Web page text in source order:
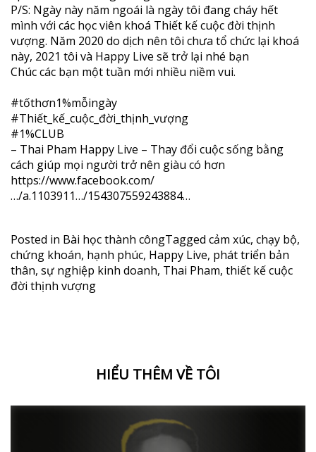
P/S: Ngày này năm ngoái là ngày tôi đang cháy hết
mình với các học viên khoá Thiết kế cuộc đời thịnh
vượng. Năm 2020 do dịch nên tôi chưa tổ chức lại khoá
này, 2021 tôi và Happy Live sẽ trở lại nhé bạn
Chúc các bạn một tuần mới nhiều niềm vui.
#tốthơn1%mỗingày
#Thiết_kế_cuộc_đời_thịnh_vượng
#1%CLUB
– Thai Pham Happy Live – Thay đổi cuộc sống bằng
cách giúp mọi người trở nên giàu có hơn
https://www.facebook.com/
…/a.1103911…/154307559243884…
Posted in Bài học thành côngTagged cảm xúc, chạy bộ,
chứng khoán, hạnh phúc, Happy Live, phát triển bản
thân, sự nghiệp kinh doanh, Thai Pham, thiết kế cuộc
đời thịnh vượng
HIỂU THÊM VỀ TÔI